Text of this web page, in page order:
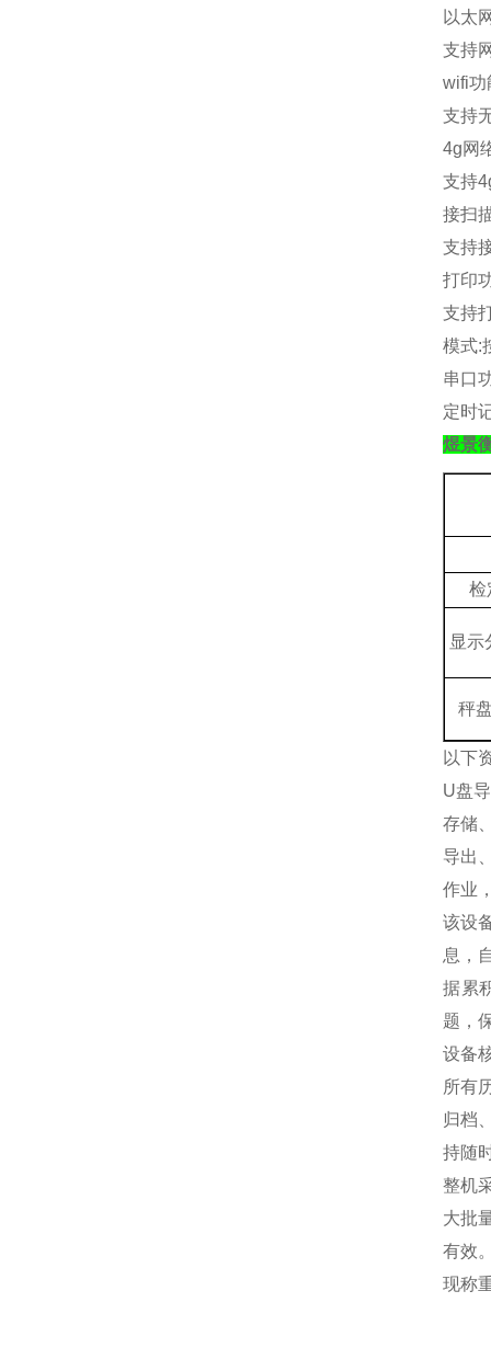
以太
支持
wifi功
支持
4g网
支持
接扫
支持
打印
支持
模式:
串口
定时
煜景
检
显示
秤
以下
U盘
存储
导出
作业
该设
息，
据累
题，
设备
所有
归档
持随
整机
大批
有效
现称